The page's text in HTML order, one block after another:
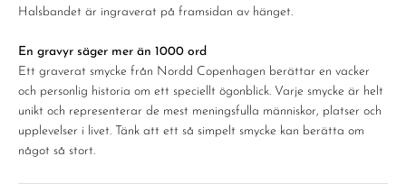
Halsbandet är ingraverat på framsidan av hänget.
En gravyr säger mer än 1000 ord
Ett graverat smycke från Nordd Copenhagen berättar en vacker
och personlig historia om ett speciellt ögonblick. Varje smycke är helt
unikt och representerar de mest meningsfulla människor, platser och
upplevelser i livet. Tänk att ett så simpelt smycke kan berätta om
något så stort.